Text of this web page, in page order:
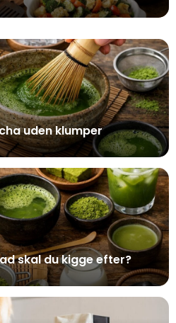
uden klumper
skal du kigge efter?